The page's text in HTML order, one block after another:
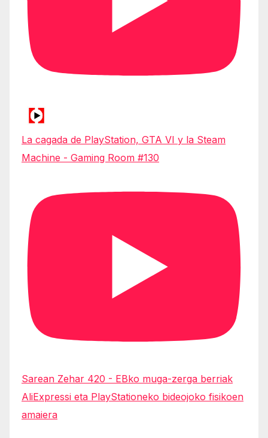
La cagada de PlayStation, GTA VI y la Steam
Machine - Gaming Room #130
Sarean Zehar 420 - EBko muga-zerga berriak
AliExpressi eta PlayStationeko bideojoko fisikoen
amaiera